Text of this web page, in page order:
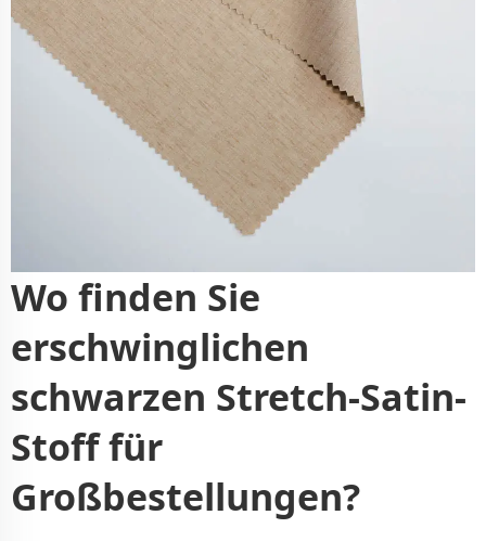
Wo finden Sie
erschwinglichen
schwarzen Stretch-Satin-
Stoff für
Großbestellungen?